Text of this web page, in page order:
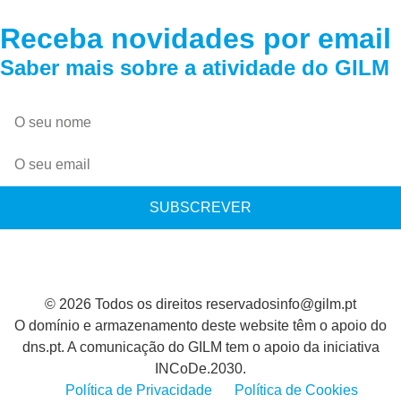
Receba novidades por email
Saber mais sobre a atividade do GILM
SUBSCREVER
© 2026 Todos os direitos reservadosinfo@gilm.pt
O domínio e armazenamento deste website têm o apoio do
dns.pt. A comunicação do GILM tem o apoio da iniciativa
INCoDe.2030.
Política de Privacidade
Política de Cookies